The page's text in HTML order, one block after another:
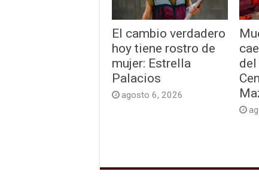
El cambio verdadero
hoy tiene rostro de
mujer: Estrella
Palacios
agosto 6, 2026
del